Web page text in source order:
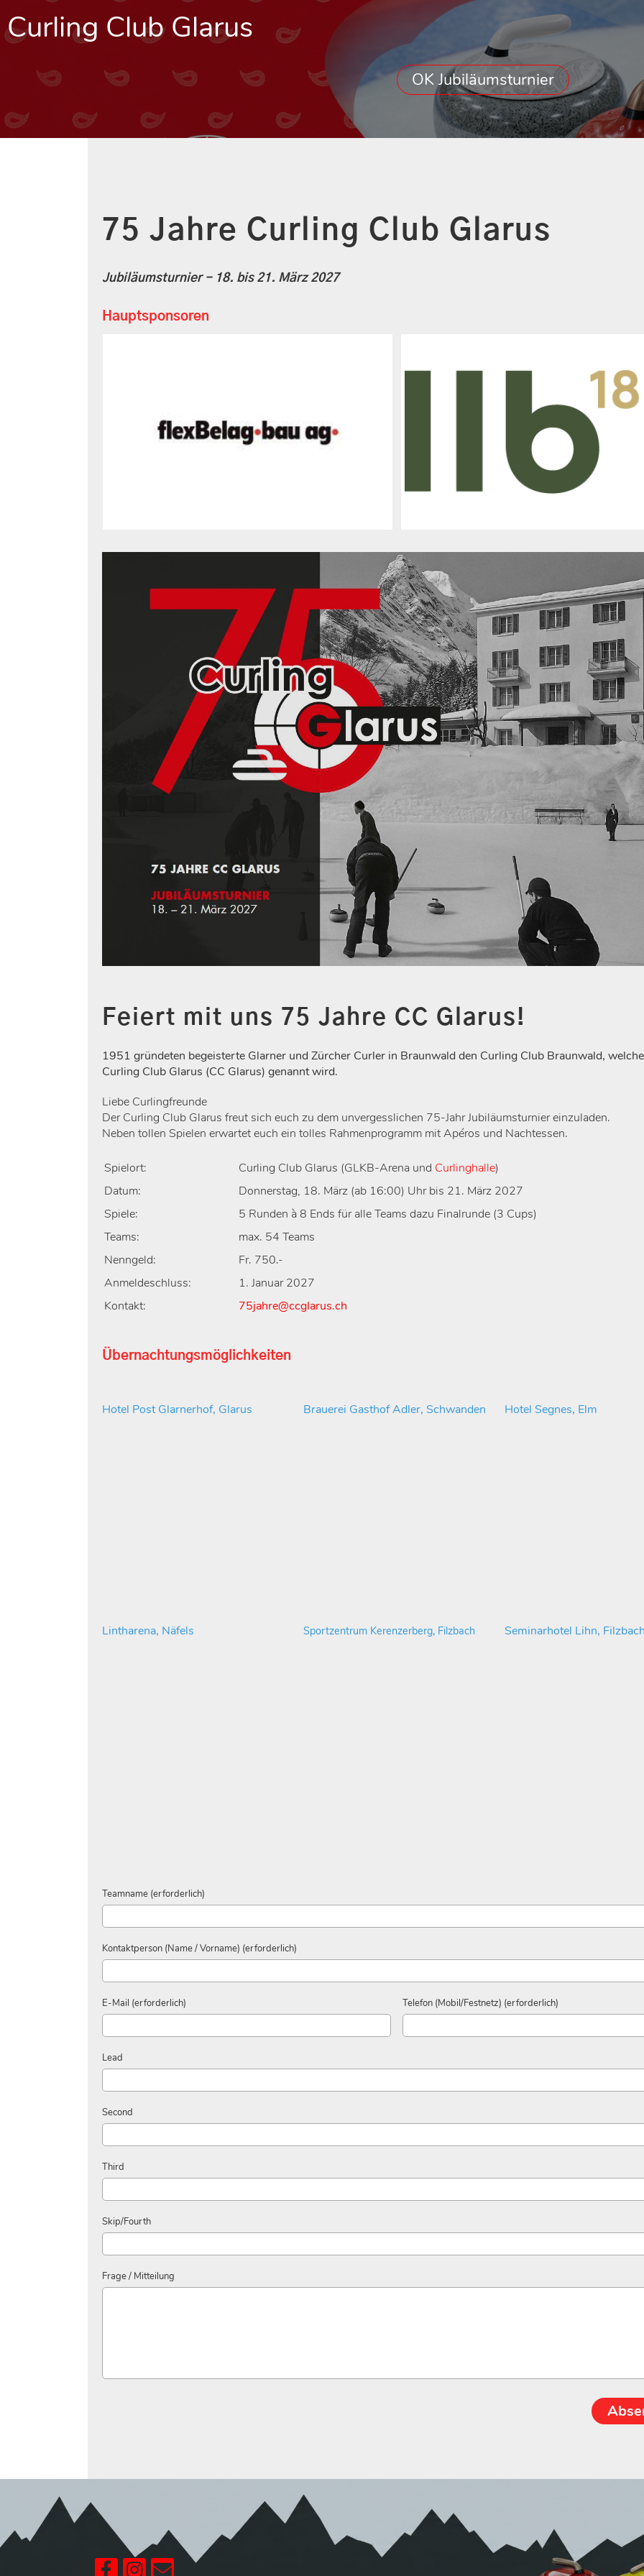
Curling Club Glarus
OK Jubiläumsturnier
75 Jahre Curling Club Glarus
Jubiläumsturnier - 18. bis 21. März 2027
Hauptsponsoren
Feiert mit uns 75 Jahre CC Glarus!
1951 gründeten begeisterte Glarner und Zürcher Curler in Braunwald den Curling Club Braunwald,
Curling Club Glarus (CC Glarus) genannt wird.
Liebe Curlingfreunde
Der Curling Club Glarus freut sich euch zu dem unvergesslichen 75-Jahr Jubiläumsturnier einzuladen.
Neben tollen Spielen erwartet euch ein tolles Rahmenprogramm mit Apéros und Nachtessen.
Spielort: Curling Club Glarus (GLKB-Arena und Curlinghalle)
Datum:
Donnerstag, 18. März (ab 16:00) Uhr bis 21. März 2027
Spiele:
5 Runden à 8 Ends für alle Teams dazu Finalrunde (3 Cups)
Teams:
max. 54 Teams
Nenngeld:
Fr. 750.-
Anmeldeschluss:
1. Januar 2027
Kontakt:
75jahre@ccglarus.ch
Übernachtungsmöglichkeiten
Hotel Post Glarnerhof, Glarus Brauerei Gasthof Adler, Schwanden Hotel Segnes, Elm
Lintharena, Näfels Sportzentrum Kerenzerberg, Filzbach Seminarhotel Lihn,
Teamname (erforderlich)
Kontaktperson (Name / Vorname) (erforderlich)
E-Mail (erforderlich) Telefon (Mobil/Festnetz) (erforderlich)
Lead
Second
Third
Skip/Fourth
Frage / Mitteilung